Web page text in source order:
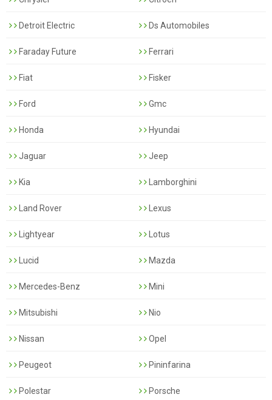
Detroit Electric Ds Automobiles
Faraday Future Ferrari
Fiat Fisker
Ford Gmc
Honda Hyundai
Jaguar Jeep
Kia Lamborghini
Land Rover Lexus
Lightyear Lotus
Lucid Mazda
Mercedes-Benz Mini
Mitsubishi Nio
Nissan Opel
Peugeot Pininfarina
Polestar Porsche